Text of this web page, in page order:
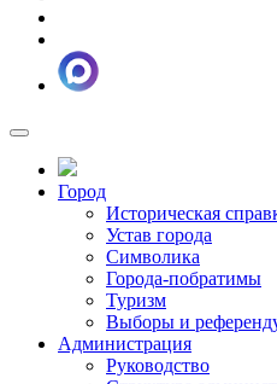
Город
Историческая
Устав города
Символика
Города-побратимы
Туризм
Выборы и
Администрация
Руководство